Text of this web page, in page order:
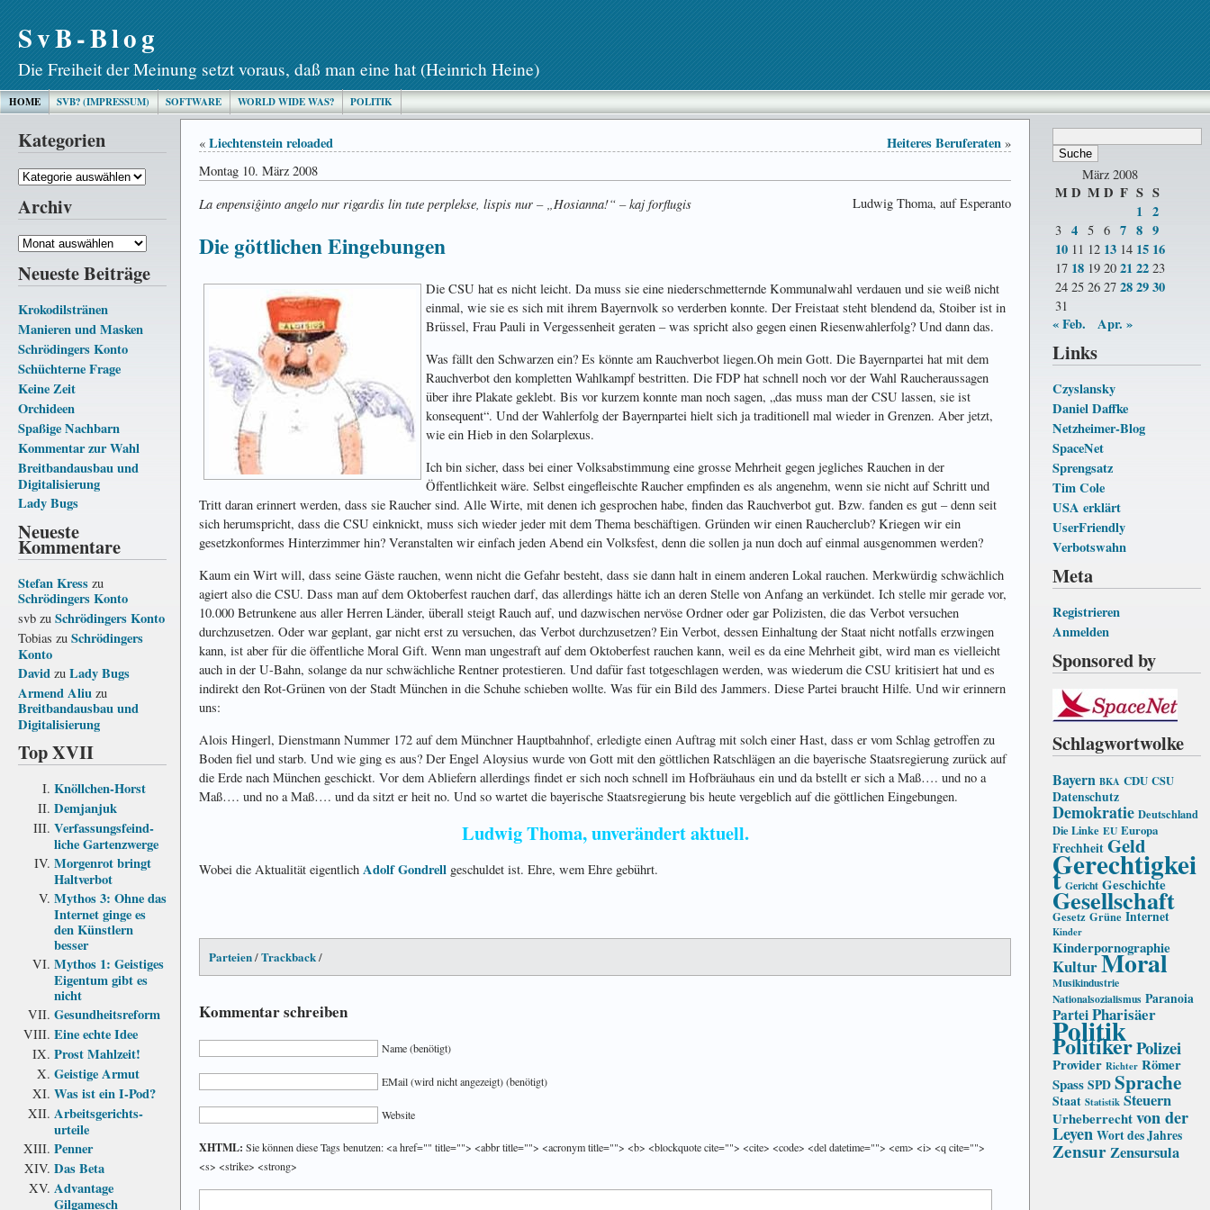
SvB-Blog
Die Freiheit der Meinung setzt voraus, daß man eine hat (Heinrich Heine)
HOME SVB? (IMPRESSUM) SOFTWARE WORLD WIDE WAS? POLITIK
Kategorien
Kategorien
Archiv
Archiv
Neueste Beiträge
Krokodilstränen
Manieren und Masken
Schrödingers Konto
Schüchterne Frage
Keine Zeit
Orchideen
Spaßige Nachbarn
Kommentar zur Wahl
Breitbandausbau und
Digitalisierung
Lady Bugs
Neueste
Kommentare
Stefan Kress zu
Schrödingers Konto
svb zu Schrödingers Konto
Tobias zu Schrödingers
Konto
David zu Lady Bugs
Armend Aliu zu
Breitbandausbau und
Digitalisierung
Top XVII
Knöllchen-Horst
Demjanjuk
Verfassungs­feind­
liche Garten­zwerge
Morgenrot bringt
Haltverbot
Mythos 3: Ohne das
Internet ginge es
den Künstlern
besser
Mythos 1: Geistiges
Eigentum gibt es
nicht
Gesundheits­reform
Eine echte Idee
Prost Mahlzeit!
Geistige Armut
Was ist ein I-Pod?
Arbeits­gerichts­
urteile
Penner
Das Beta
Advantage
Gilgamesch
März 2008
MD MD F S S
1 2
3 4 5 6 7 8 9
10 11 12 13 14 15 16
17 18 19 20 2122 23
24 25 26 27 282930
31
« Feb. Apr. »
Links
Czyslansky
Daniel Daffke
Netzheimer-Blog
SpaceNet
Sprengsatz
Tim Cole
USA erklärt
UserFriendly
Verbotswahn
Meta
Registrieren
Anmelden
Sponsored by
Schlagwortwolke
Bayern BKA CDU CSU
Datenschutz
Demokratie Deutschland
Die Linke EU Europa
Frechheit Geld
Gerechtigkei
t Gericht Geschichte
Gesellschaft
Gesetz Grüne Internet
Kinder
Kinderpornographie
KulturMoral
Musikindustrie
Nationalsozialismus Paranoia
ParteiPharisäer
Politik
PolitikerPolizei
Provider Richter Römer
Spass SPD Sprache
Staat Statistik Steuern
Urheberrechtvon der
Leyen Wort des Jahres
ZensurZensursula
« Liechtenstein reloaded Heiteres Beruferaten »
Montag 10. März 2008
La enpensiĝinto angelo nur rigardis lin tute perplekse, lispis nur – „Hosianna!“ – kaj forflugis Ludwig Thoma, auf Esperanto
Die göttlichen Eingebungen
Die CSU hat es nicht leicht. Da muss sie eine niederschmetternde Kommunalwahl verdauen und sie weiß nicht
einmal, wie sie es sich mit ihrem Bayernvolk so verderben konnte. Der Freistaat steht blendend da, Stoiber ist in
Brüssel, Frau Pauli in Vergessenheit geraten – was spricht also gegen einen Riesenwahlerfolg? Und dann das.
Was fällt den Schwarzen ein? Es könnte am Rauchverbot liegen.Oh mein Gott. Die Bayernpartei hat mit dem
Rauchverbot den kompletten Wahlkampf bestritten. Die FDP hat schnell noch vor der Wahl Raucheraussagen
über ihre Plakate geklebt. Bis vor kurzem konnte man noch sagen, „das muss man der CSU lassen, sie ist
konsequent“. Und der Wahlerfolg der Bayernpartei hielt sich ja traditionell mal wieder in Grenzen. Aber jetzt,
wie ein Hieb in den Solarplexus.
Ich bin sicher, dass bei einer Volksabstimmung eine grosse Mehrheit gegen jegliches Rauchen in der
Öffentlichkeit wäre. Selbst eingefleischte Raucher empfinden es als angenehm, wenn sie nicht auf Schritt und
Tritt daran erinnert werden, dass sie Raucher sind. Alle Wirte, mit denen ich gesprochen habe, finden das Rauchverbot gut. Bzw. fanden es gut – denn seit
sich herumspricht, dass die CSU einknickt, muss sich wieder jeder mit dem Thema beschäftigen. Gründen wir einen Raucherclub? Kriegen wir ein
gesetzkonformes Hinterzimmer hin? Veranstalten wir einfach jeden Abend ein Volksfest, denn die sollen ja nun doch auf einmal ausgenommen werden?
Kaum ein Wirt will, dass seine Gäste rauchen, wenn nicht die Gefahr besteht, dass sie dann halt in einem anderen Lokal rauchen. Merkwürdig schwächlich
agiert also die CSU. Dass man auf dem Oktoberfest rauchen darf, das allerdings hätte ich an deren Stelle von Anfang an verkündet. Ich stelle mir gerade vor,
10.000 Betrunkene aus aller Herren Länder, überall steigt Rauch auf, und dazwischen nervöse Ordner oder gar Polizisten, die das Verbot versuchen
durchzusetzen. Oder war geplant, gar nicht erst zu versuchen, das Verbot durchzusetzen? Ein Verbot, dessen Einhaltung der Staat nicht notfalls erzwingen
kann, ist aber für die öffentliche Moral Gift. Wenn man ungestraft auf dem Oktoberfest rauchen kann, weil es da eine Mehrheit gibt, wird man es vielleicht
auch in der U-Bahn, solange da nur schwächliche Rentner protestieren. Und dafür fast totgeschlagen werden, was wiederum die CSU kritisiert hat und es
indirekt den Rot-Grünen von der Stadt München in die Schuhe schieben wollte. Was für ein Bild des Jammers. Diese Partei braucht Hilfe. Und wir erinnern
uns:
Alois Hingerl, Dienstmann Nummer 172 auf dem Münchner Hauptbahnhof, erledigte einen Auftrag mit solch einer Hast, dass er vom Schlag getroffen zu
Boden fiel und starb. Und wie ging es aus? Der Engel Aloysius wurde von Gott mit den göttlichen Ratschlägen an die bayerische Staatsregierung zurück auf
die Erde nach München geschickt. Vor dem Abliefern allerdings findet er sich noch schnell im Hofbräuhaus ein und da bstellt er sich a Maß…. und no a
Maß…. und no a Maß…. und da sitzt er heit no. Und so wartet die bayerische Staatsregierung bis heute vergeblich auf die göttlichen Eingebungen.
Ludwig Thoma, unverändert aktuell.
Wobei die Aktualität eigentlich Adolf Gondrell geschuldet ist. Ehre, wem Ehre gebührt.
Parteien/Trackback/
Kommentar schreiben
Name (benötigt)
EMail (wird nicht angezeigt) (benötigt)
Website
XHTML: Sie können diese Tags benutzen: <a href="" title=""> <abbr title=""> <acronym title=""> <b> <blockquote cite=""> <cite> <code> <del datetime=""> <em> <i> <q cite="">
<s> <strike> <strong>